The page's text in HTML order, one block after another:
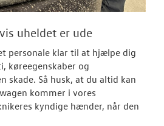
uheldet er ude
personale klar til at hjælpe dig
køreegenskaber og
skade. Så husk, at du altid kan
kommer i vores
kyndige hænder, når den